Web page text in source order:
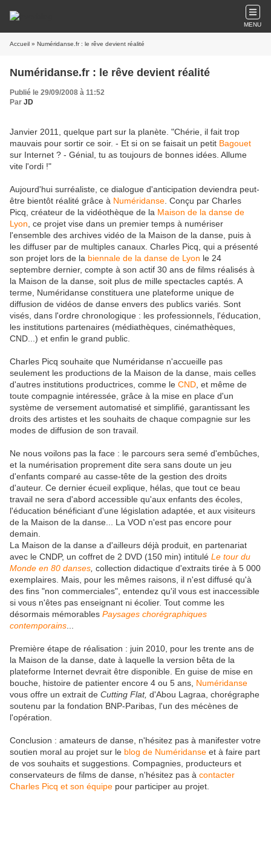
MENU
Accueil » Numéridanse.fr : le rêve devient réalité
Numéridanse.fr : le rêve devient réalité
Publié le 29/09/2008 à 11:52
Par JD
Janvier 2011, quelque part sur la planète. "Chérie, il fait trop
mauvais pour sortir ce soir. - Et si on se faisait un petit Bagouet
sur Internet ? - Génial, tu as toujours de bonnes idées. Allume
vite l'ordi !"
Aujourd'hui surréaliste, ce dialogue d'anticipation deviendra peut-
être bientôt réalité grâce à Numéridanse . Conçu par Charles
Picq, créateur de la vidéothèque de la Maison de la danse de
Lyon , ce projet vise dans un premier temps à numériser
l'ensemble des archives vidéo de la Maison de la danse, puis à
les diffuser par de multiples canaux. Charles Picq, qui a présenté
son projet lors de la biennale de la danse de Lyon le 24
septembre dernier, compte à son actif 30 ans de films réalisés à
la Maison de la danse, soit plus de mille spectacles captés. A
terme, Numéridanse constituera une plateforme unique de
diffusion de vidéos de danse envers des publics variés. Sont
visés, dans l'ordre chronologique : les professionnels, l'éducation,
les institutions partenaires (médiathèques, cinémathèques,
CND...) et enfin le grand public.
Charles Picq souhaite que Numéridanse n'accueille pas
seulement les productions de la Maison de la danse, mais celles
d'autres institutions productrices, comme le CND , et même de
toute compagnie intéressée, grâce à la mise en place d'un
système de versement automatisé et simplifié, garantissant les
droits des artistes et les souhaits de chaque compagnie sur les
modes de diffusion de son travail.
Ne nous voilons pas la face : le parcours sera semé d'embûches,
et la numérisation proprement dite sera sans doute un jeu
d'enfants comparé au casse-tête de la gestion des droits
d'auteur. Ce dernier écueil explique, hélas, que tout ce beau
travail ne sera d'abord accessible qu'aux enfants des écoles,
l'éducation bénéficiant d'une législation adaptée, et aux visiteurs
de la Maison de la danse... La VOD n'est pas encore pour
demain.
La Maison de la danse a d'ailleurs déjà produit, en partenariat
avec le CNDP, un coffret de 2 DVD (150 min) intitulé Le tour du
Monde en 80 danses collection didactique d'extraits tirée à 5 000
exemplaires. Mais, pour les mêmes raisons, il n'est diffusé qu'à
des fins "non commerciales", entendez qu'il vous est inaccessible
si vous n'êtes pas enseignant ni écolier. Tout comme les
désormais mémorables Paysages chorégraphiques
contemporains
Première étape de réalisation : juin 2010, pour les trente ans de
la Maison de la danse, date à laquelle la version bêta de la
plateforme Internet devrait être disponible. En guise de mise en
bouche, histoire de patienter encore 4 ou 5 ans, Numéridanse
vous offre un extrait de Cutting Flat, d'Abou Lagraa, chorégraphe
soutenu par la fondation BNP-Paribas, l'un des mécènes de
l'opération.
Conclusion : amateurs de danse, n'hésitez pas à manifester votre
soutien moral au projet sur le blog de Numéridanse et à faire part
de vos souhaits et suggestions. Compagnies, producteurs et
conservateurs de films de danse, n'hésitez pas à contacter
Charles Picq et son équipe pour participer au projet.